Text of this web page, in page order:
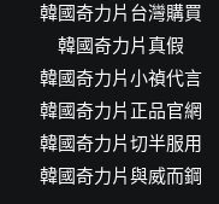
韓國奇力片台灣購買
韓國奇力片真假
韓國奇力片小禎代言
韓國奇力片正品官網
韓國奇力片切半服用
韓國奇力片與威而鋼